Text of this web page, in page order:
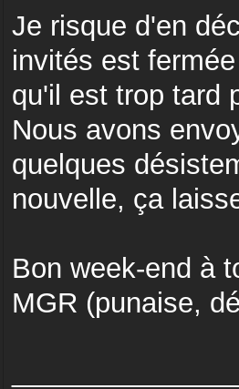
Je risque d'en
invités est
qu'il est trop tard
Nous avons
quelques
nouvelle, ça
Bon week-end à
MGR (punaise,